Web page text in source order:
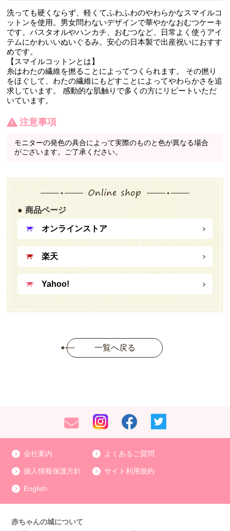
洗っても硬くならず、軽くてふわふわのやわらかなスマイルコ
ットンを使用。男女問わないデザインで華やかなおむつケーキ
です。バスタオルやハンカチ、おむつなど、日常よく使うアイ
テムにかわいいぬいぐるみ。安心の日本製で出産祝いにおすす
めです。
【スマイルコットンとは】
糸はわたの繊維を撚ることによってつくられます。 その撚り
をほぐして、わたの繊維にもどすことによってやわらかさを追
求しています。 感動的な肌触りで多くの方にリピートいただ
いています。
注意事項
モニターの発色の具合によって実際のものと色が異なる場合
がございます。ご了承ください。
商品ページ
オンラインストア
楽天
Yahoo!
一覧へ戻る
会社案内 よくあるご質問
個人情報保護方針 サイト利用規約
English
赤ちゃんの城について